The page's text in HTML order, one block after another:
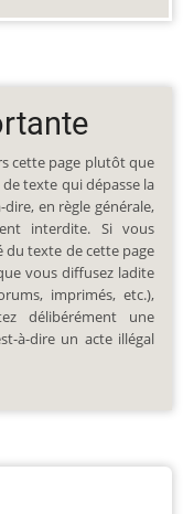
cette page plutôt que
texte qui dépasse la
dire, en règle générale,
interdite. Si vous
du texte de cette page
vous diffusez ladite
imprimés, etc.),
délibérément une
à-dire un acte illégal